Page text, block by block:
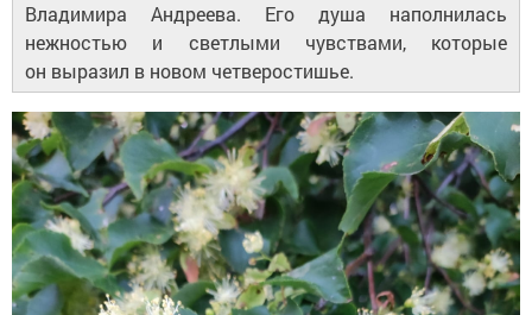
Владимира Андреева. Его душа наполнилась
нежностью и светлыми чувствами, которые
он выразил в новом четверостишье.